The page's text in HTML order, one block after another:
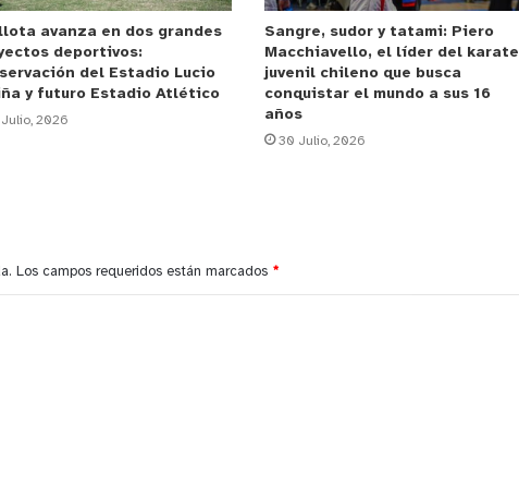
avanza en dos grandes
deportivos:
del Estadio Lucio
y futuro Estadio Atlético
Julio, 2026
Sangre, sudor y tatami: Piero
Macchiavello, el líder del karate
juvenil chileno que busca
conquistar el mundo a sus 16
años
30 Julio, 2026
Los campos requeridos están marcados *